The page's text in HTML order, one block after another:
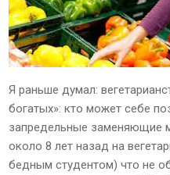
Я раньше думал:
богатых»: кто может себе
запредельные заменяющие
около 8 лет назад на
бедным студентом) что не